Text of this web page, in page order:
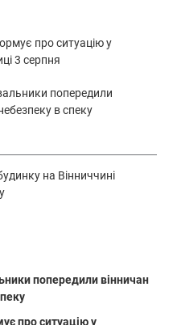
попередили вінничан
про ситуацію у
про ситуацію у
3 серпня
попередили
в спеку
на Вінниччині